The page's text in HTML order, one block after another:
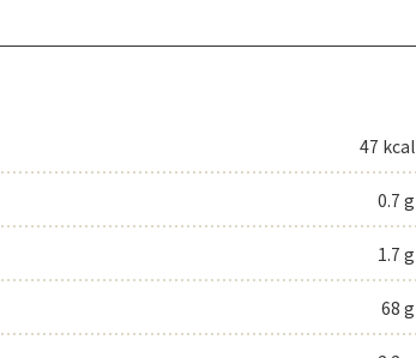
47 kcal
0.7 g
1.7 g
68 g